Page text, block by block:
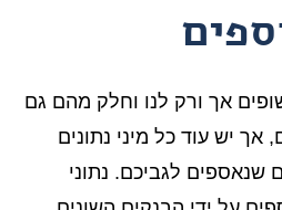
אך ורק לנו וחלק מהם גם
אך יש עוד כל מיני נתונים
לגביכם. נתוני